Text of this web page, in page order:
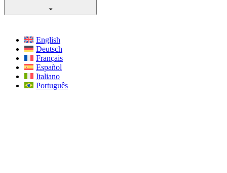
English
Deutsch
Français
Español
Italiano
Português